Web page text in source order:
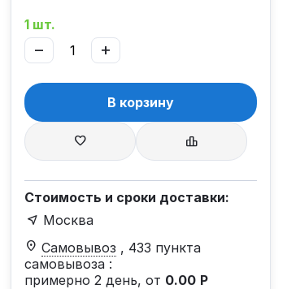
1 шт.
+
−
В корзину
Стоимость и сроки доставки:
Москва
Самовывоз , 433 пункта
самовывоза :
примерно 2 день, от 0.00 Р